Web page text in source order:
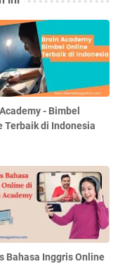
- Bimbel
Terbaik di Indonesia
Bahasa Inggris Online